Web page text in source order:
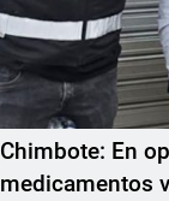
Chimbote: En
medicamentos